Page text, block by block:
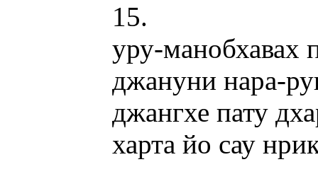
15.
уру-манобхавах
джануни нара-
джангхе пату
харта йо сау